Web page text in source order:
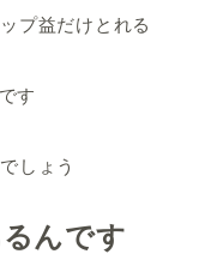
プ益だけとれる
す
しょう
んです